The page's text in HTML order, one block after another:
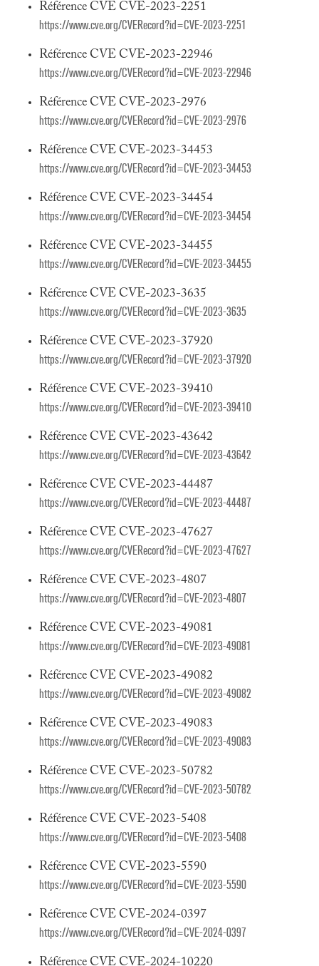
Référence CVE CVE-2023-2251
https://www.cve.org/CVERecord?id=CVE-2023-2251
Référence CVE CVE-2023-22946
https://www.cve.org/CVERecord?id=CVE-2023-22946
Référence CVE CVE-2023-2976
https://www.cve.org/CVERecord?id=CVE-2023-2976
Référence CVE CVE-2023-34453
https://www.cve.org/CVERecord?id=CVE-2023-34453
Référence CVE CVE-2023-34454
https://www.cve.org/CVERecord?id=CVE-2023-34454
Référence CVE CVE-2023-34455
https://www.cve.org/CVERecord?id=CVE-2023-34455
Référence CVE CVE-2023-3635
https://www.cve.org/CVERecord?id=CVE-2023-3635
Référence CVE CVE-2023-37920
https://www.cve.org/CVERecord?id=CVE-2023-37920
Référence CVE CVE-2023-39410
https://www.cve.org/CVERecord?id=CVE-2023-39410
Référence CVE CVE-2023-43642
https://www.cve.org/CVERecord?id=CVE-2023-43642
Référence CVE CVE-2023-44487
https://www.cve.org/CVERecord?id=CVE-2023-44487
Référence CVE CVE-2023-47627
https://www.cve.org/CVERecord?id=CVE-2023-47627
Référence CVE CVE-2023-4807
https://www.cve.org/CVERecord?id=CVE-2023-4807
Référence CVE CVE-2023-49081
https://www.cve.org/CVERecord?id=CVE-2023-49081
Référence CVE CVE-2023-49082
https://www.cve.org/CVERecord?id=CVE-2023-49082
Référence CVE CVE-2023-49083
https://www.cve.org/CVERecord?id=CVE-2023-49083
Référence CVE CVE-2023-50782
https://www.cve.org/CVERecord?id=CVE-2023-50782
Référence CVE CVE-2023-5408
https://www.cve.org/CVERecord?id=CVE-2023-5408
Référence CVE CVE-2023-5590
https://www.cve.org/CVERecord?id=CVE-2023-5590
Référence CVE CVE-2024-0397
https://www.cve.org/CVERecord?id=CVE-2024-0397
Référence CVE CVE-2024-10220